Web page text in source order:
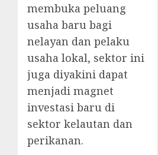
membuka peluang
usaha baru bagi
nelayan dan pelaku
usaha lokal, sektor ini
juga diyakini dapat
menjadi magnet
investasi baru di
sektor kelautan dan
perikanan.